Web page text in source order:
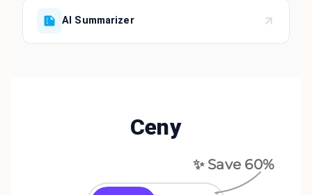
AI Summarizer
Ceny
✨ Save 60%